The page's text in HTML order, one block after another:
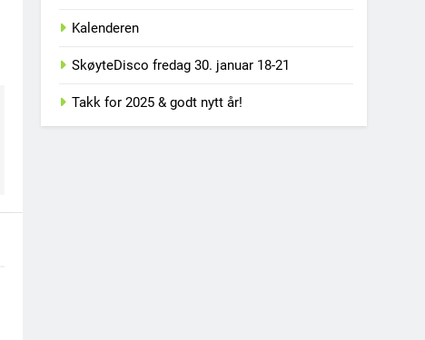
Kalenderen
SkøyteDisco fredag 30. januar 18-21
Takk for 2025 & godt nytt år!